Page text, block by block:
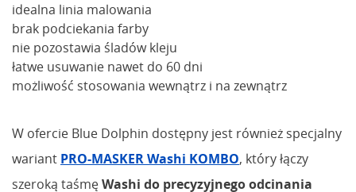
idealna linia malowania
brak podciekania farby
nie pozostawia śladów kleju
łatwe usuwanie nawet do 60 dni
możliwość stosowania wewnątrz i na zewnątrz
W ofercie Blue Dolphin dostępny jest również specjalny
wariant PRO-MASKER Washi KOMBO, który łączy
szeroką taśmęWashi do precyzyjnego odcinania